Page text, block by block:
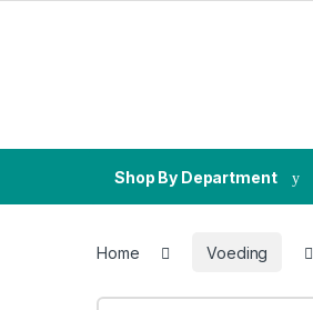
Shop By Department
Home Voeding